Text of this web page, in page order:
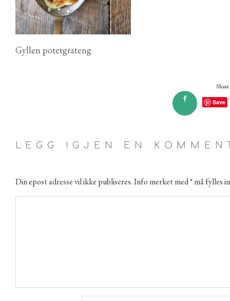
Gyllen potetgrateng
Save
LEGG IGJEN EN
Din epost adresse vil ikke publiseres. Info merket med * må fylles